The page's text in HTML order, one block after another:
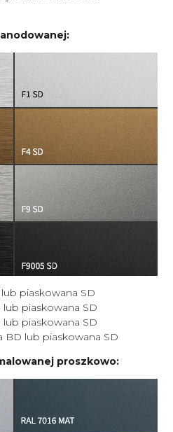
piaskowana SD
piaskowana SD
piaskowana SD
BD lub piaskowana SD
proszkowo: